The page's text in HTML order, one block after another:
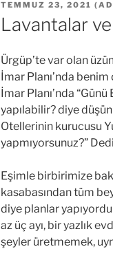
YAYIM
TARIHI
TEMMUZ 23, 2021 (
Lavantalar
Ürgüp’te var olan
İmar Planı’nda
İmar Planı’nda
yapılabilir? diye
Otellerinin kurucusu
yapmıyorsunuz?”
Eşimle birbirimize
kasabasından tüm
diye planlar
az üç ayı, bir yazlık
şeyler üretmemek,